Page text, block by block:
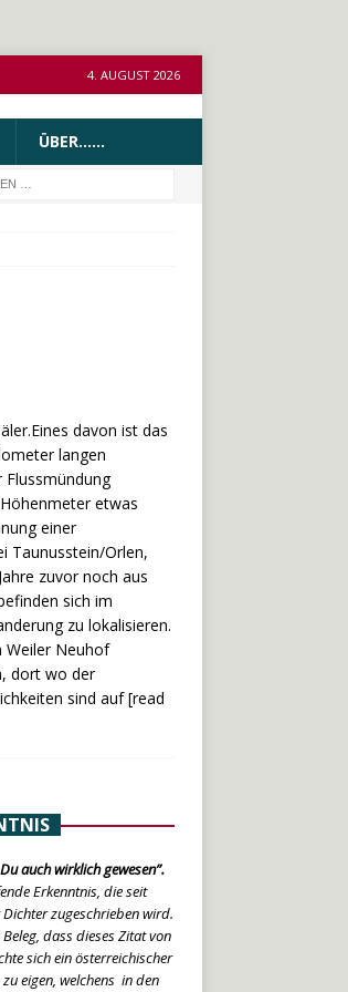
4. AUGUST 2026
ÜBER……
davon ist das
langen
Flussmündung
etwas
einer
Taunusstein/Orlen,
zuvor noch aus
sich im
zu lokalisieren.
Weiler Neuhof
dort wo der
sind auf[read
auch wirklich gewesen”.
Erkenntnis, die seit
zugeschrieben wird.
dass dieses Zitat von
sich ein österreichischer
eigen, welchens in den